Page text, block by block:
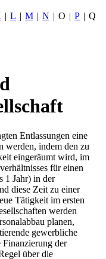
| L | M | N | O | P | Q
Entlassungen eine
werden, indem den zu
eingeräumt wird, im
für einen
1 Jahr) in der
diese Zeit zu einer
Tätigkeit im ersten
werden
planen,
gewerbliche
Finanzierung der
über die